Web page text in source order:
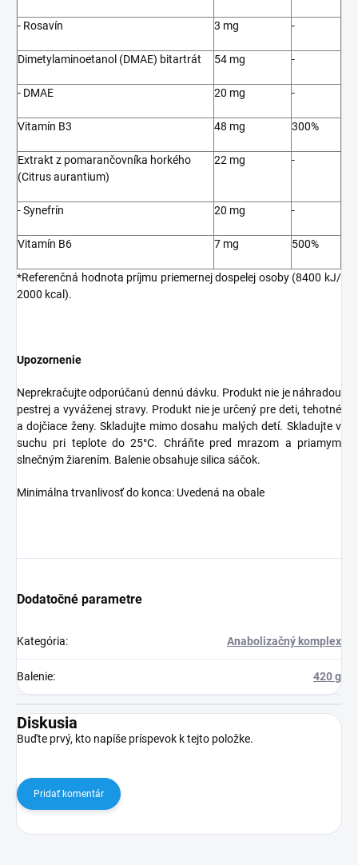
- Rosavín 3 mg -
Dimetylaminoetanol (DMAE) bitartrát 54 mg -
- DMAE 20 mg -
Vitamín B3 48 mg 300%
Extrakt z pomarančovníka horkého
(Citrus aurantium)
22 mg -
- Synefrín 20 mg -
Vitamín B6 7 mg 500%
*Referenčná hodnota príjmu priemernej dospelej osoby (8400 kJ/
2000 kcal).
Upozornenie
Neprekračujte odporúčanú dennú dávku. Produkt nie je náhradou
pestrej a vyváženej stravy. Produkt nie je určený pre deti, tehotné
a dojčiace ženy. Skladujte mimo dosahu malých detí. Skladujte v
suchu pri teplote do 25°C. Chráňte pred mrazom a priamym
slnečným žiarením. Balenie obsahuje silica sáčok.
Minimálna trvanlivosť do konca: Uvedená na obale
Dodatočné parametre
Kategória: Anabolizačný komplex
Balenie: 420 g
Diskusia
Buďte prvý, kto napíše príspevok k tejto položke.
Pridať komentár